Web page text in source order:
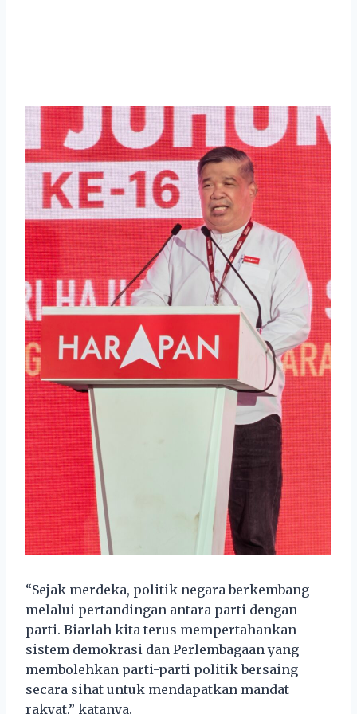
“Sejak merdeka, politik negara berkembang
melalui pertandingan antara parti dengan
parti. Biarlah kita terus mempertahankan
sistem demokrasi dan Perlembagaan yang
membolehkan parti-parti politik bersaing
secara sihat untuk mendapatkan mandat
rakyat,” katanya.